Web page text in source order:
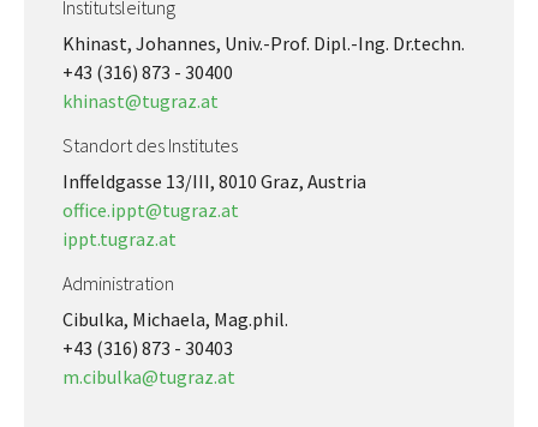
Institutsleitung
Khinast, Johannes, Univ.-Prof. Dipl.-Ing. Dr.techn.
+43 (316) 873 - 30400
khinast@tugraz.at
Standort des Institutes
Inffeldgasse 13/III, 8010 Graz, Austria
office.ippt@tugraz.at
ippt.tugraz.at
Administration
Cibulka, Michaela, Mag.phil.
+43 (316) 873 - 30403
m.cibulka@tugraz.at